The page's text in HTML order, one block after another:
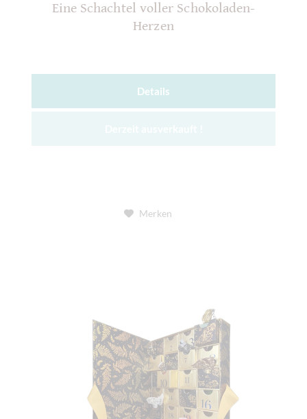
Eine Schachtel voller Schokoladen-
Herzen
Details
Merken